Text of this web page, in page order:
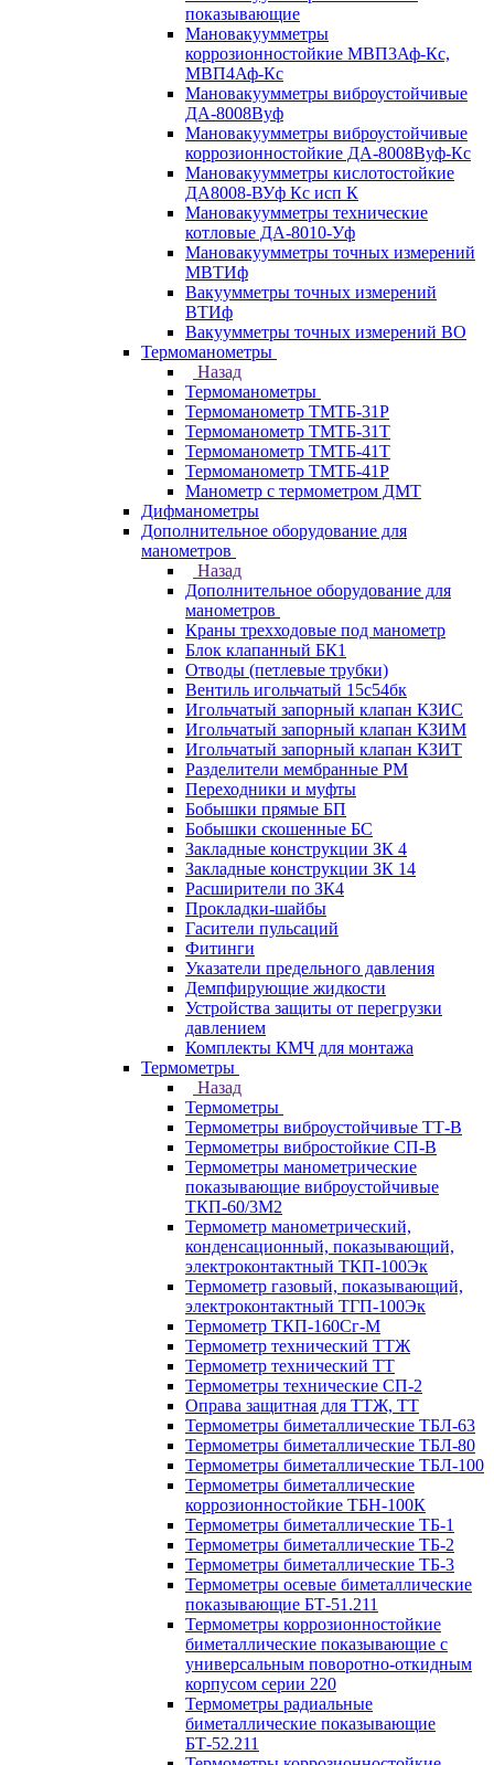
показывающие
Мановакуумметры
коррозионностойкие МВП3Аф-Кс,
МВП4Аф-Кс
Мановакуумметры виброустойчивые
ДА-8008Вуф
Мановакуумметры виброустойчивые
коррозионностойкие ДА-8008Вуф-Кс
Мановакуумметры кислотостойкие
ДА8008-ВУф Кс исп К
Мановакуумметры технические
котловые ДА-8010-Уф
Мановакуумметры точных измерений
МВТИф
Вакуумметры точных измерений
ВТИф
Вакуумметры точных измерений ВО
Термоманометры
Назад
Термоманометры
Термоманометр ТМТБ-31Р
Термоманометр ТМТБ-31Т
Термоманометр ТМТБ-41Т
Термоманометр ТМТБ-41Р
Манометр с термометром ДМТ
Дифманометры
Дополнительное оборудование для
манометров
Назад
Дополнительное оборудование для
манометров
Краны трехходовые под манометр
Блок клапанный БК1
Отводы (петлевые трубки)
Вентиль игольчатый 15с54бк
Игольчатый запорный клапан КЗИС
Игольчатый запорный клапан КЗИМ
Игольчатый запорный клапан КЗИТ
Разделители мембранные РМ
Переходники и муфты
Бобышки прямые БП
Бобышки скошенные БС
Закладные конструкции ЗК 4
Закладные конструкции ЗК 14
Расширители по ЗК4
Прокладки-шайбы
Гасители пульсаций
Фитинги
Указатели предельного давления
Демпфирующие жидкости
Устройства защиты от перегрузки
давлением
Комплекты КМЧ для монтажа
Термометры
Назад
Термометры
Термометры виброустойчивые ТТ-В
Термометры вибростойкие СП-В
Термометры манометрические
показывающие виброустойчивые
ТКП-60/3М2
Термометр манометрический,
конденсационный, показывающий,
электроконтактный ТКП-100Эк
Термометр газовый, показывающий,
электроконтактный ТГП-100Эк
Термометр ТКП-160Сг-М
Термометр технический ТТЖ
Термометр технический ТТ
Термометры технические СП-2
Оправа защитная для ТТЖ, ТТ
Термометры биметаллические ТБЛ-63
Термометры биметаллические ТБЛ-80
Термометры биметаллические ТБЛ-100
Термометры биметаллические
коррозионностойкие ТБН-100К
Термометры биметаллические ТБ-1
Термометры биметаллические ТБ-2
Термометры биметаллические ТБ-3
Термометры осевые биметаллические
показывающие БТ-51.211
Термометры коррозионностойкие
биметаллические показывающие с
универсальным поворотно-откидным
корпусом серии 220
Термометры радиальные
биметаллические показывающие
БТ-52.211